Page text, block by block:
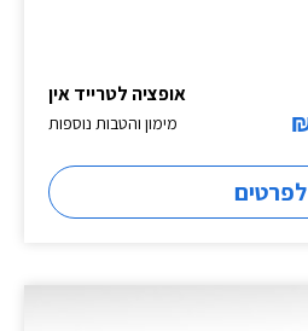
אופציה לטרייד אין
מימון והטבות נוספות
לפרטים